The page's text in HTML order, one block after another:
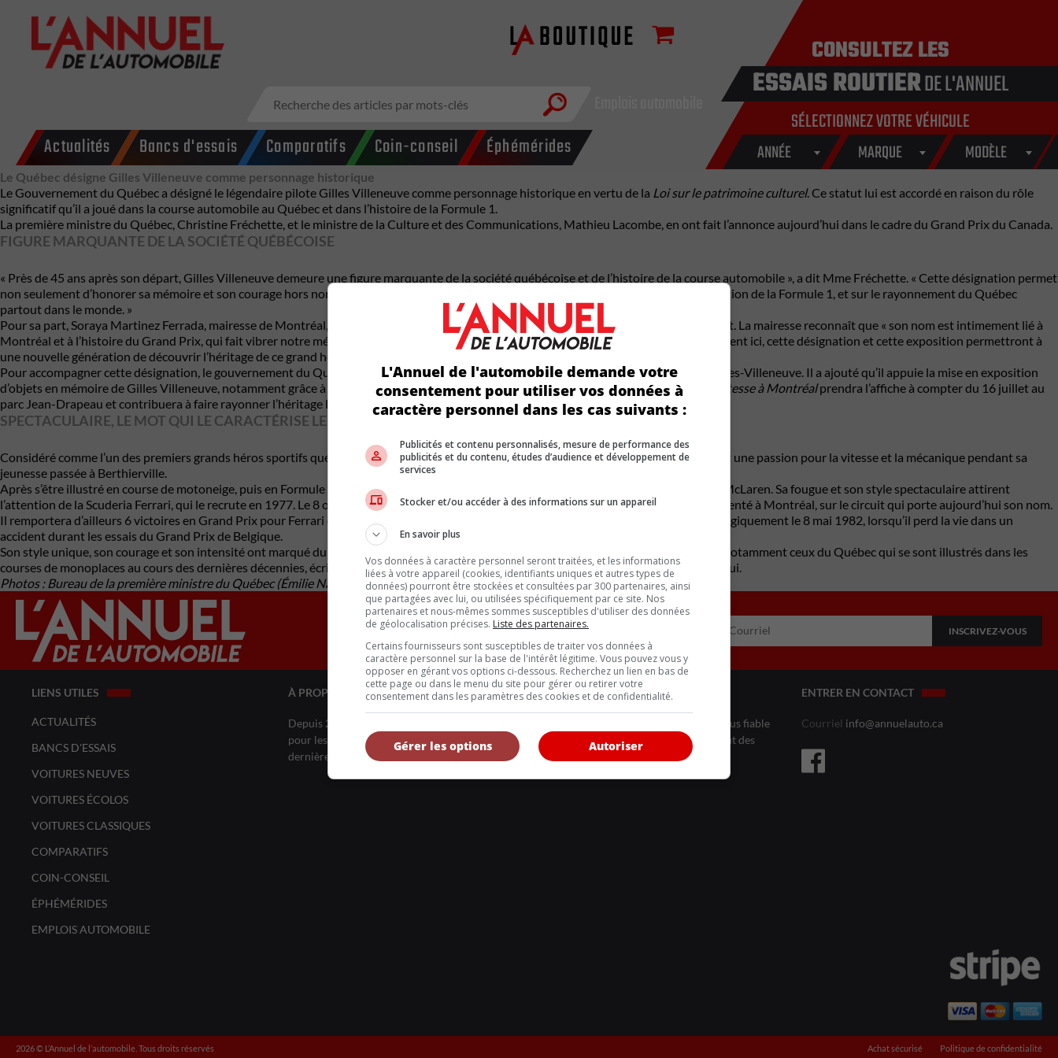
Actualités Bancs d'essais Comparatifs Coin-conseil Éphémérides
CONSULTEZ LES
ESSAIS ROUTIERDE L'ANNUEL
SÉLECTIONNEZ VOTRE VÉHICULE
ANNÉE MARQUE MODÈLE
Le Québec désigne Gilles Villeneuve comme personnage historique
Le Gouvernement du Québec a désigné le légendaire pilote Gilles Villeneuvecomme personnage historique en vertu de la Loi sur le patrimoine culturel. Ce statut lui est accordé en raison du rôle
significatif qu’il a joué dans la course automobile au Québec et dans l’histoire de la Formule 1.
La première ministre du Québec, Christine Fréchette, et le ministre de la Culture et des Communications, Mathieu Lacombe, en ont fait l’annonce aujourd’hui dans le cadre du Grand Prix du Canada.
FIGURE MARQUANTE DE LA SOCIÉTÉ QUÉBÉCOISE
« Près de 45 ans après son départ, Gilles Villeneuve demeure une figure marquante de la société québécoise et de l’histoire de la course automobile », a dit Mme Fréchette. « Cette désignation permet
non seulement d’honorer sa mémoire et son courage hors norme, mais aussi de célébrer l’impact exceptionnel qu’il a eu sur la popularisation de la Formule 1, et sur le rayonnement du Québec
partout dans le monde. »
Pour sa part, Soraya Martinez Ferrada, mairesse de Montréal, estime que Gilles Villeneuve fait partie de ces figures qui dépassent le sport. La mairesse reconnaît que « son nom est intimement lié à
Montréal et à l’histoire du Grand Prix, qui fait vibrer notre métropole chaque année. Alors que des visiteurs du monde entier se rassemblent ici, cette désignation et cette exposition permettront à
une nouvelle génération de découvrir l’héritage de ce grand héros québécois de la course automobile. »
Pour accompagner cette désignation, le gouvernement du Québec a annoncé qu’une plaque commémorative sera installée au circuit Gilles-Villeneuve. Il a ajouté qu’il appuie la mise en exposition
d’objets en mémoire de Gilles Villeneuve, notamment grâce à une aide financière de 50 000 $. L’expositionSalut Gilles : une histoire de vitesse à Montréalprendra l’affiche à compter du 16 juillet au
parc Jean-Drapeau et contribuera à faire rayonner l’héritage laissé par le pilote.
SPECTACULAIRE, LE MOT QUI LE CARACTÉRISE LE MIEUX
Considéré comme l’un des premiers grands héros sportifs québécois à briller sur la scène internationale, Gilles Villeneuve nourrit très tôt une passion pour la vitesse et la mécanique pendant sa
jeunesse passée à Berthierville.
Après s’être illustré en course de motoneige, puis en Formule Ford et en Formule Atlantique, il fait ses débuts en Formule 1 avec l’écurie McLaren. Sa fougue et son style spectaculaire attirent
l’attention de la Scuderia Ferrari, qui le recrute en 1977. Le 8 octobre 1978, il devient le vainqueur du premier Grand Prix du Canada présenté à Montréal, sur le circuit qui porte aujourd’hui son nom.
Il remportera d’ailleurs 6 victoires en Grand Prix pour Ferrari durant sa brève carrière en F1. Car sa carrière prometteuse s’interrompt tragiquement le 8 mai 1982, lorsqu’il perd la vie dans un
accident durant les essais du Grand Prix de Belgique.
Son style unique, son courage et son intensité ont marqué durablement l’imaginaire collectif et inspiré plusieurs générations de pilotes, notamment ceux du Québec qui se sont illustrés dans les
courses de monoplaces au cours des dernières décennies, écrit le Cabinet de la première ministre dans un communiqué diffusé aujourd’hui.
Photos : Bureau de la première ministre du Québec (Émilie Nadeau), Ferrari et Fonds ministère des Communications.
Inscrivez vous à l'infolettre.
LIENS UTILES
ACTUALITÉS
BANCS D'ESSAIS
VOITURES NEUVES
VOITURES ÉCOLOS
VOITURES CLASSIQUES
COMPARATIFS
COIN-CONSEIL
ÉPHÉMÉRIDES
EMPLOIS AUTOMOBILE
À PROPOS DE NOUS
Depuis 20 ans, l’Annuel de l’automobile demeure l’outil de référence le plus complet et le plus fiable
pour les amateurs et les consommateurs à la recherche d’un véhicule ou simplement à l’affût des
dernières nouveautés.
ENTRER EN CONTACT
Courriel info@annuelauto.ca
2026 ©️ L’Annuel de l’automobile. Tous droits réservés Achat sécurisé Politique de confidentialité
L'Annuel de l'automobile demande votre
consentement pour utiliser vos données à
caractère personnel dans les cas suivants :
Publicités et contenu personnalisés, mesure de performance des
publicités et du contenu, études d’audience et développement de
services
Stocker et/ou accéder à des informations sur un appareil
En savoir plus
Vos données à caractère personnel seront traitées, et les informations
liées à votre appareil (cookies, identifiants uniques et autres types de
données) pourront être stockées et consultées par 300 partenaires, ainsi
que partagées avec lui, ou utilisées spécifiquement par ce site. Nos
partenaires et nous-mêmes sommes susceptibles d'utiliser des données
de géolocalisation précises. Liste des partenaires.
Certains fournisseurs sont susceptibles de traiter vos données à
caractère personnel sur la base de l'intérêt légitime. Vous pouvez vous y
opposer en gérant vos options ci-dessous. Recherchez un lien en bas de
cette page ou dans le menu du site pour gérer ou retirer votre
consentement dans les paramètres des cookies et de confidentialité.
Autoriser
Gérer les options